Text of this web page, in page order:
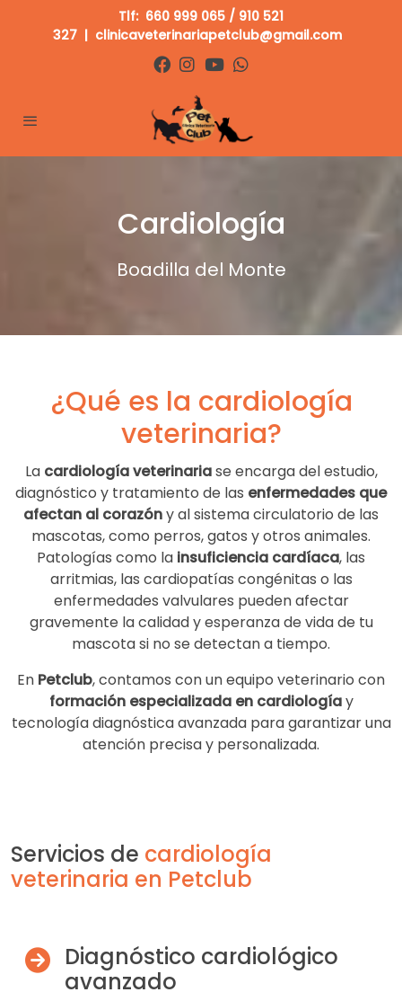
Tlf: 660 999 065 / 910 521
327 | clinicaveterinariapetclub@gmail.com
Cardiología
Boadilla del Monte
¿Qué es la cardiología
veterinaria?
Lacardiología veterinariase encarga del estudio,
diagnóstico y tratamiento de las enfermedades que
afectan al corazóny al sistema circulatorio de las
mascotas, como perros, gatos y otros animales.
Patologías como la insuficiencia cardíaca, las
arritmias, las cardiopatías congénitas o las
enfermedades valvulares pueden afectar
gravemente la calidad y esperanza de vida de tu
mascota si no se detectan a tiempo.
En Petclub, contamos con un equipo veterinario con
formación especializada en cardiologíay
tecnología diagnóstica avanzada para garantizar una
atención precisa y personalizada.
Servicios de cardiología
veterinaria en Petclub
Diagnóstico cardiológico
avanzado